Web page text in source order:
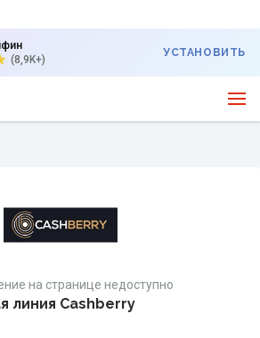
(8,9K+)
УСТАНОВИТЬ
на странице недоступно
линия Cashberry